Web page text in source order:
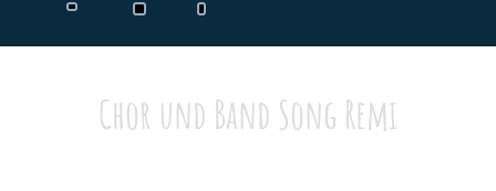
Chor und Band Song Remi